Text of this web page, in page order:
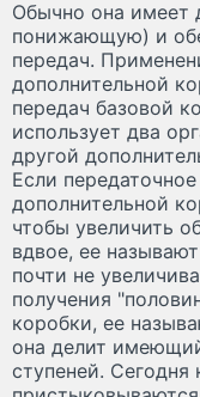
Обычно она имеет
понижающую) и
передач.
дополнительной
передач базовой
использует два
другой
Если
дополнительной
чтобы увеличить
вдвое, ее
почти не
получения
коробки, ее
она делит
ступеней. Сегодня